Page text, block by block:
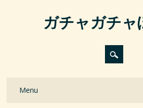
ガチャガチャ
Main menu
Menu